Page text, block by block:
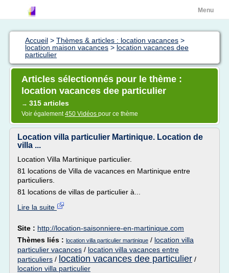
Menu
Accueil > Thèmes & articles : location vacances >
location maison vacances > location vacances dee
particulier
Articles sélectionnés pour le thème :
location vacances dee particulier
→ 315 articles
Voir également450 Vidéos pour ce thème
Location villa particulier Martinique. Location de
villa ...
Location Villa Martinique particulier.
81 locations de Villa de vacances en Martinique entre
particuliers.
81 locations de villas de particulier à...
Lire la suite
Site : http://location-saisonniere-en-martinique.com
Thèmes liés : location villa particulier martinique / location villa
particulier vacances / location villa vacances entre
particuliers / location vacances dee particulier /
location villa particulier